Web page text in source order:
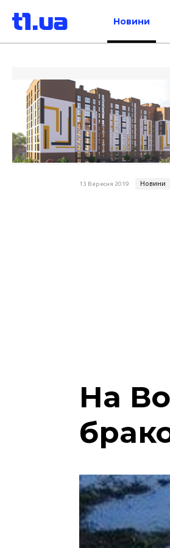
Новини
13 Вересня 2019 Новини
На